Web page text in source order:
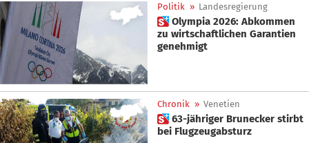
Politik » Landesregierung
 Olympia 2026: Abkommen
zu wirtschaftlichen Garantien
genehmigt
Chronik » Venetien
 63-jähriger Brunecker stirbt
bei Flugzeugabsturz